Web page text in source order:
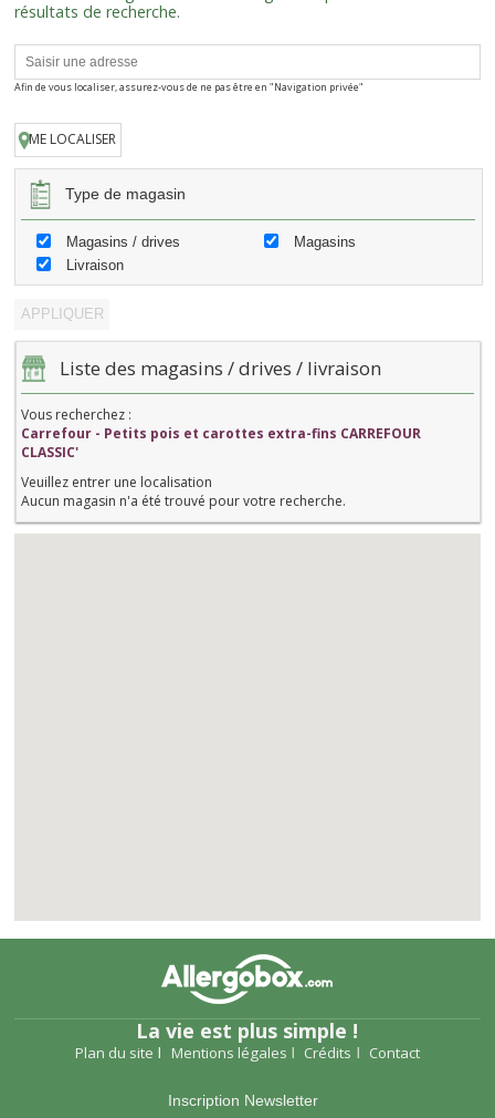
résultats de recherche.
Afin de vous localiser, assurez-vous de ne pas être en "Navigation privée"
ME LOCALISER
Type de magasin
Magasins / drives
Magasins
Livraison
Liste des magasins / drives / livraison
Vous recherchez :
Carrefour - Petits pois et carottes extra-fins CARREFOUR
CLASSIC'
Veuillez entrer une localisation
Aucun magasin n'a été trouvé pour votre recherche.
La vie est plus simple !
Plan du site Mentions légales Crédits Contact
Inscription Newsletter